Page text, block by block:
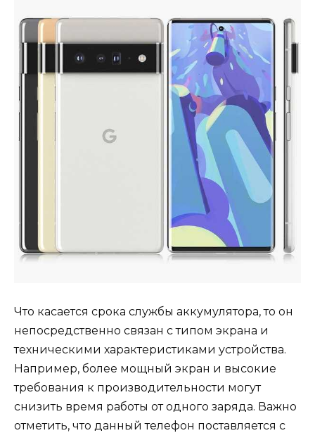
Что касается срока службы аккумулятора, то он
непосредственно связан с типом экрана и
техническими характеристиками устройства.
Например, более мощный экран и высокие
требования к производительности могут
снизить время работы от одного заряда. Важно
отметить, что данный телефон поставляется с